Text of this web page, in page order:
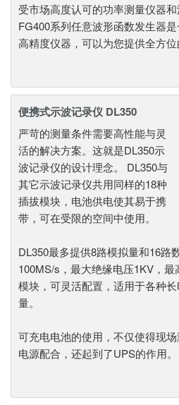
受市场高度认可的功率测量仪器和
FG400系列任意波形函数发生器
高精度仪器，可以为您提供全方位
便携式示波记录仪 DL350
严苛的测量条件需要高性能与灵
活的解决方案。这就是DL350示
波记录仪的设计理念。 DL350与
其它示波记录仪共用同样的18种
插拔模块，电池供电使其易于携
带，可在受限的空间中使用。
DL350最多提供8路模拟量和16路
100MS/s，最大绝缘电压1KV，
模块，可灵活配置，适用于各种
量。
可充电电池的使用，不仅使得现
电源配合，还起到了UPS的作用。